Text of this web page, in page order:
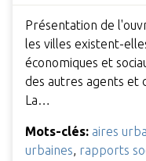
Présentation de
les villes existent-
économiques et
des autres agents et
La…
Mots-clés: aires
urbaines, rapports